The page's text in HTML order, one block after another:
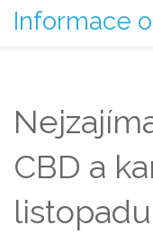
Informace
CBD a